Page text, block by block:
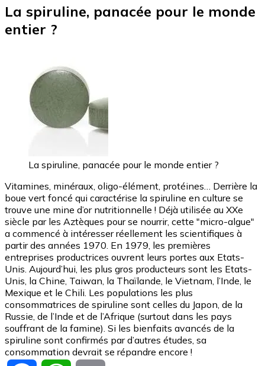
La spiruline, panacée pour le monde
entier ?
La spiruline, panacée pour le monde entier ?
Vitamines, minéraux, oligo-élément, protéines… Derrière la
boue vert foncé qui caractérise la spiruline en culture se
trouve une mine d’or nutritionnelle ! Déjà utilisée au XXe
siècle par les Aztèques pour se nourrir, cette "micro-algue"
a commencé à intéresser réellement les scientifiques à
partir des années 1970. En 1979, les premières
entreprises productrices ouvrent leurs portes aux Etats-
Unis. Aujourd’hui, les plus gros producteurs sont les Etats-
Unis, la Chine, Taiwan, la Thaïlande, le Vietnam, l’Inde, le
Mexique et le Chili. Les populations les plus
consommatrices de spiruline sont celles du Japon, de la
Russie, de l’Inde et de l’Afrique (surtout dans les pays
souffrant de la famine). Si les bienfaits avancés de la
spiruline sont confirmés par d’autres études, sa
consommation devrait se répandre encore !